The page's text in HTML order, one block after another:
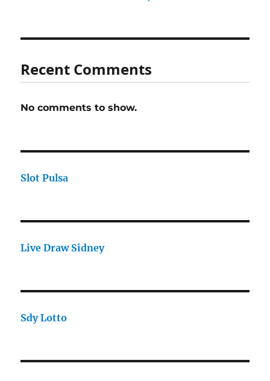
Recent Comments
No comments to show.
Slot Pulsa
Live Draw Sidney
Sdy Lotto